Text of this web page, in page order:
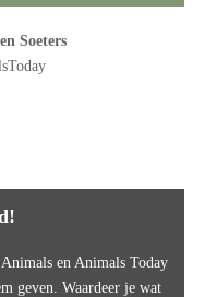
Soeters
en Animals Today
geven. Waardeer je wat